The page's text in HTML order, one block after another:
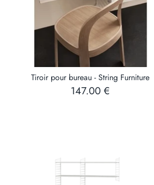
Tiroir pour bureau - String Furniture
147.00 €